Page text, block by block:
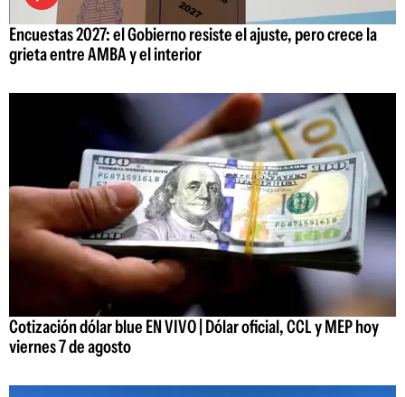
Encuestas 2027: el Gobierno resiste el ajuste, pero crece la
grieta entre AMBA y el interior
Cotización dólar blue EN VIVO | Dólar oficial, CCL y MEP hoy
viernes 7 de agosto